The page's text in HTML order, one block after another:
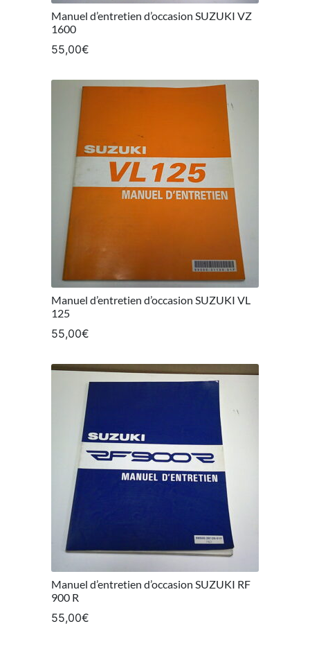
Manuel d’entretien d’occasion SUZUKI VZ
1600
55,00€
Manuel d’entretien d’occasion SUZUKI VL
125
55,00€
Manuel d’entretien d’occasion SUZUKI RF
900 R
55,00€